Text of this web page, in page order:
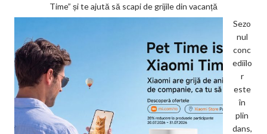
Time” și te ajută să scapi de grijile din vacanță
Sezo
nul
conc
ediilo
r
este
în
plin
dans,